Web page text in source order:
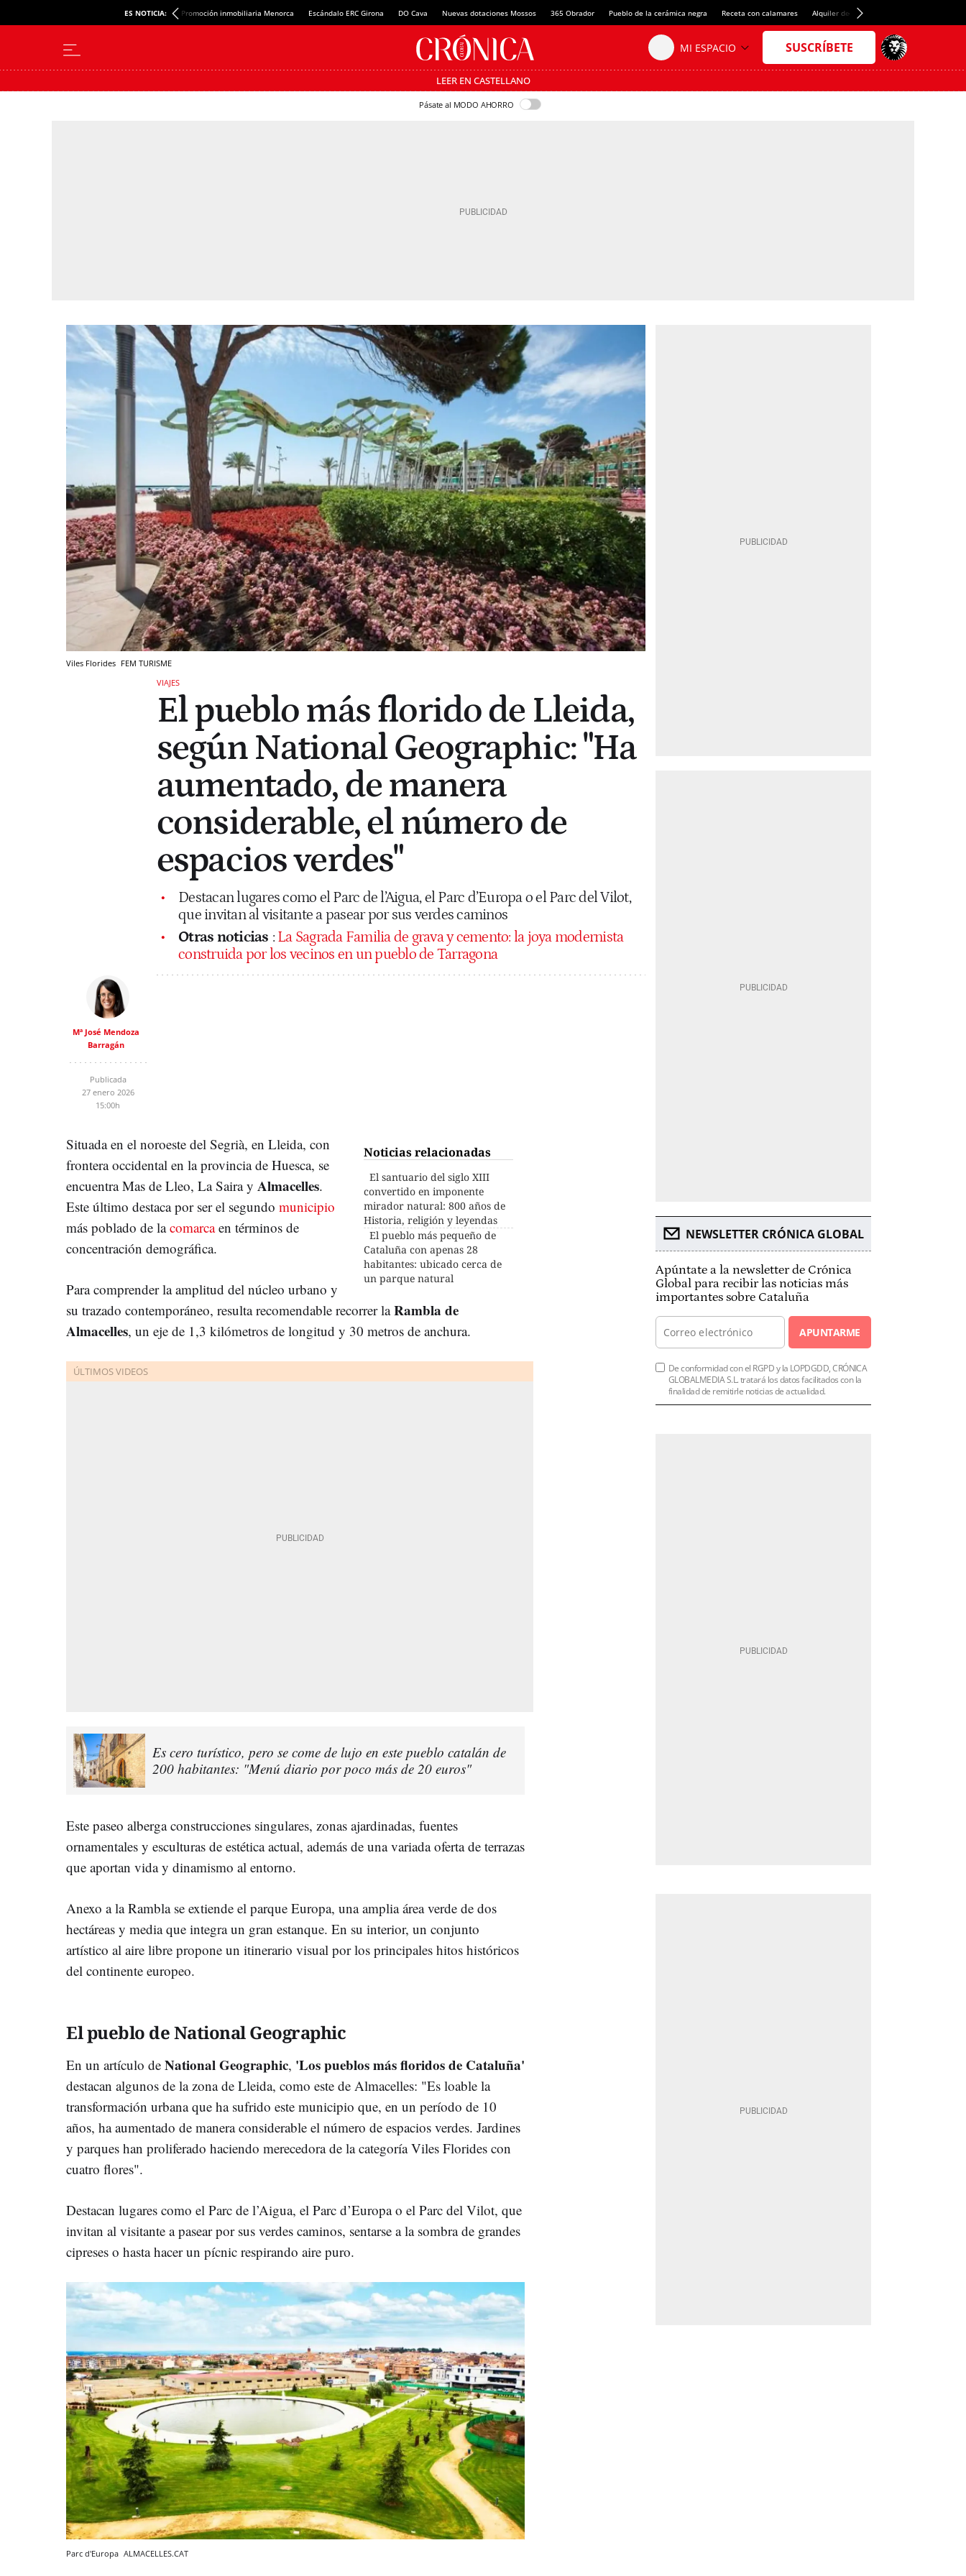
ES NOTICIA: Promoción inmobiliaria Menorca Escándalo ERC Girona DO Cava Nuevas dotaciones Mossos 365 Obrador Pueblo de la cerámica negra Receta con calamares Alquiler de habitaciones en España
LEER EN CASTELLANO
Pásate al MODO AHORRO
Viles Florides FEM TURISME
VIAJES
El pueblo más florido de Lleida,
según National Geographic: "Ha
aumentado, de manera
considerable, el número de
espacios verdes"
Destacan lugares como el Parc de l’Aigua, el Parc d’Europa o el Parc del Vilot,
que invitan al visitante a pasear por sus verdes caminos
Otras noticias : La Sagrada Familia de grava y cemento: la joya modernista
construida por los vecinos en un pueblo de Tarragona
Mª José Mendoza
Barragán
Publicada
27 enero 2026
15:00h
Noticias relacionadas
El santuario del siglo XIII
convertido en imponente
mirador natural: 800 años de
Historia, religión y leyendas
El pueblo más pequeño de
Cataluña con apenas 28
habitantes: ubicado cerca de
un parque natural
Situada en el noroeste del Segrià, en Lleida, con
frontera occidental en la provincia de Huesca, se
encuentra Mas de Lleo, La Saira y Almacelles.
Este último destaca por ser el segundo municipio
más poblado de lacomarcaen términos de
concentración demográfica.
Para comprender la amplitud del núcleo urbano y
su trazado contemporáneo, resulta recomendable recorrer laRambla de
Almacelles, un eje de 1,3 kilómetros de longitud y 30 metros de anchura.
Es cero turístico, pero se come de lujo en este pueblo catalán de
200 habitantes: "Menú diario por poco más de 20 euros"
Este paseo alberga construcciones singulares, zonas ajardinadas, fuentes
ornamentales y esculturas de estética actual, además de una variada oferta de terrazas
que aportan vida y dinamismo al entorno.
Anexo a la Rambla se extiende el parque Europa, una amplia área verde de dos
hectáreas y media que integra un gran estanque. En su interior, un conjunto
artístico al aire libre propone un itinerario visual por los principales hitos históricos
del continente europeo.
El pueblo de National Geographic
En un artículo de National Geographic, 'Los pueblos más floridos de Cataluña'
destacan algunos de la zona de Lleida, como este de Almacelles: "Es loable la
transformación urbana que ha sufrido este municipio que, en un período de 10
años, ha aumentado de manera considerable el número de espacios verdes. Jardines
y parques han proliferado haciendo merecedora de la categoría Viles Florides con
cuatro flores".
Destacan lugares como el Parc de l’Aigua, el Parc d’Europa o el Parc del Vilot, que
invitan al visitante a pasear por sus verdes caminos, sentarse a la sombra de grandes
cipreses o hasta hacer un pícnic respirando aire puro.
Parc d'Europa ALMACELLES.CAT
NEWSLETTER CRÓNICA GLOBAL
Apúntate a la newsletter de Crónica
Global para recibir las noticias más
importantes sobre Cataluña
APUNTARME
De conformidad con el RGPD y la LOPDGDD, CRÓNICA
GLOBALMEDIA S.L. tratará los datos facilitados con la
finalidad de remitirle noticias de actualidad.